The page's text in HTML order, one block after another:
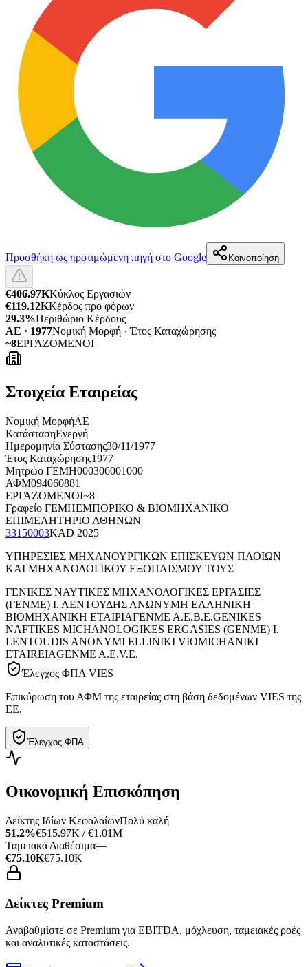
Προσθήκη ως προτιμώμενη πηγή στο Google Κοινοποίηση
€406.97KΚύκλος Εργασιών
€119.12KΚέρδος προ φόρων
29.3%Περιθώριο Κέρδους
ΑΕ · 1977Νομική Μορφή · Έτος Καταχώρησης
~8ΕΡΓΑΖΟΜΕΝΟΙ
Στοιχεία Εταιρείας
Νομική ΜορφήΑΕ
ΚατάστασηΕνεργή
Ημερομηνία Σύστασης30/11/1977
Έτος Καταχώρησης1977
Μητρώο ΓΕΜΗ000306001000
ΑΦΜ094060881
ΕΡΓΑΖΟΜΕΝΟΙ~8
Γραφείο ΓΕΜΗΕΜΠΟΡΙΚΟ & ΒΙΟΜΗΧΑΝΙΚΟ
ΕΠΙΜΕΛΗΤΗΡΙΟ ΑΘΗΝΩΝ
33150003KAD 2025
ΥΠΗΡΕΣΙΕΣ ΜΗΧΑΝΟΥΡΓΙΚΩΝ ΕΠΙΣΚΕΥΩΝ ΠΛΟΙΩΝ
ΚΑΙ ΜΗΧΑΝΟΛΟΓΙΚΟΥ ΕΞΟΠΛΙΣΜΟΥ ΤΟΥΣ
ΓΕΝΙΚΕΣ ΝΑΥΤΙΚΕΣ ΜΗΧΑΝΟΛΟΓΙΚΕΣ ΕΡΓΑΣΙΕΣ
(ΓΕΝΜΕ) Ι. ΛΕΝΤΟΥΔΗΣ ΑΝΩΝΥΜΗ ΕΛΛΗΝΙΚΗ
ΒΙΟΜΗΧΑΝΙΚΗ ΕΤΑΙΡΙΑΓΕΝΜΕ Α.Ε.Β.Ε.GENIKES
NAFTIKES MICHANOLOGIKES ERGASIES (GENME) I.
LENTOUDIS ANONYMI ELLINIKI VIOMICHANIKI
ETAIREIAGENME A.E.V.E.
Έλεγχος ΦΠΑ VIES
Επικύρωση του ΑΦΜ της εταιρείας στη βάση δεδομένων VIES της
ΕΕ.
Έλεγχος ΦΠΑ
Οικονομική Επισκόπηση
Δείκτης Ιδίων ΚεφαλαίωνΠολύ καλή
51.2%€515.97K / €1.01M
Ταμειακά Διαθέσιμα—
€75.10K€75.10K
Δείκτες Premium
Αναβαθμίστε σε Premium για EBITDA, μόχλευση, ταμειακές ροές
και αναλυτικές καταστάσεις.